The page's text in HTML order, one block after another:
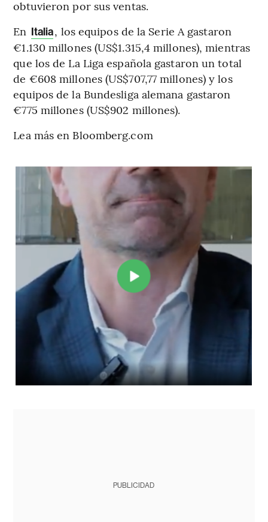
obtuvieron por sus ventas.
En Italia, los equipos de la Serie A gastaron
€1.130 millones (US$1.315,4 millones), mientras
que los de La Liga española gastaron un total
de €608 millones (US$707,77 millones) y los
equipos de la Bundesliga alemana gastaron
€775 millones (US$902 millones).
Lea más en Bloomberg.com
PUBLICIDAD